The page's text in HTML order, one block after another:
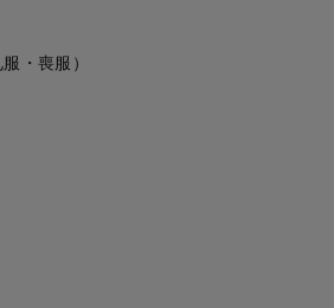
服・喪服）